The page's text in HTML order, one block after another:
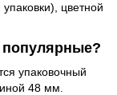
цветной
популярные?
упаковочный
48 мм.